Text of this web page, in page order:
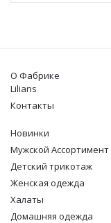
О Фабрике
Lilians
Контакты
Новинки
Мужской Ассортимент
Детcкий трикотаж
Женская одежда
Халаты
Домашняя одежда